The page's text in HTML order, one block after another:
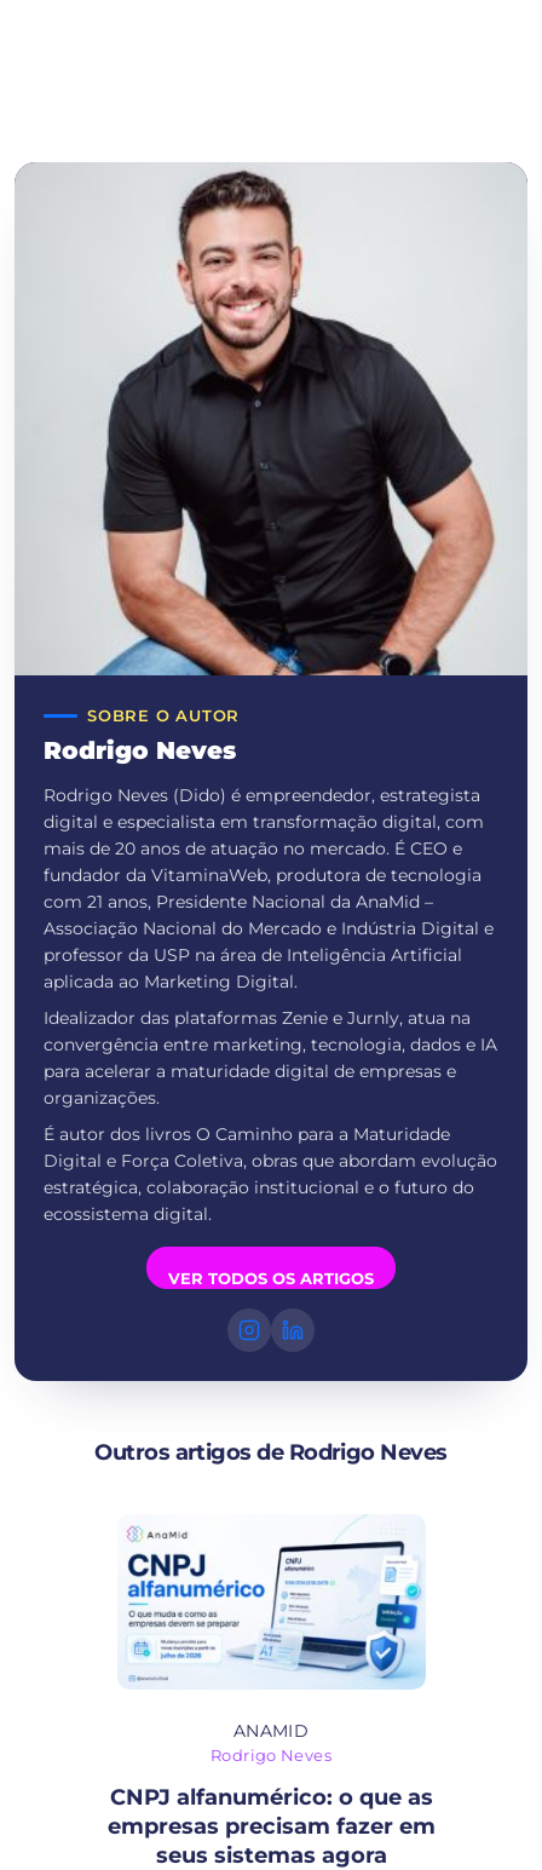
SOBRE O AUTOR
Rodrigo Neves
Rodrigo Neves (Dido) é empreendedor, estrategista
digital e especialista em transformação digital, com
mais de 20 anos de atuação no mercado. É CEO e
fundador da VitaminaWeb, produtora de tecnologia
com 21 anos, Presidente Nacional da AnaMid –
Associação Nacional do Mercado e Indústria Digital e
professor da USP na área de Inteligência Artificial
aplicada ao Marketing Digital.
Idealizador das plataformas Zenie e Jurnly, atua na
convergência entre marketing, tecnologia, dados e IA
para acelerar a maturidade digital de empresas e
organizações.
É autor dos livros O Caminho para a Maturidade
Digital e Força Coletiva, obras que abordam evolução
estratégica, colaboração institucional e o futuro do
ecossistema digital.
VER TODOS OS ARTIGOS
Outros artigos de Rodrigo Neves
ANAMID
Rodrigo Neves
CNPJ alfanumérico: o que as
empresas precisam fazer em
seus sistemas agora